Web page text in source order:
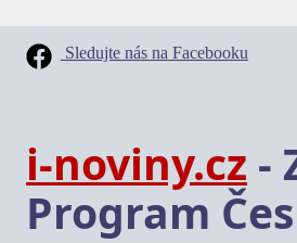
Sledujte nás na Facebooku
i-noviny.cz -
Program